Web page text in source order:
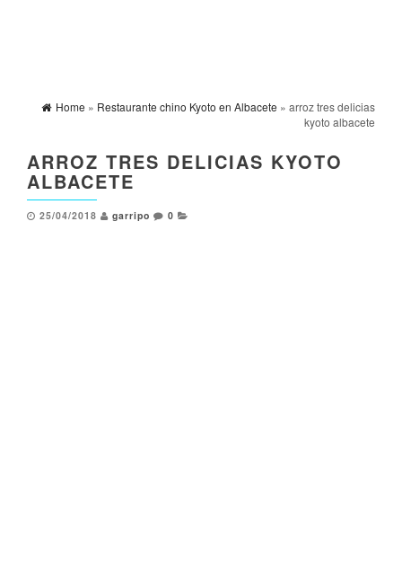
Home » Restaurante chino Kyoto en Albacete » arroz tres delicias
kyoto albacete
ARROZ TRES DELICIAS KYOTO
ALBACETE
25/04/2018 garripo 0